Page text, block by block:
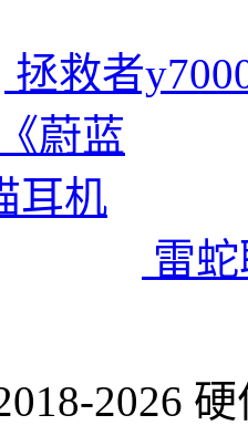
拯救者
雷
2026